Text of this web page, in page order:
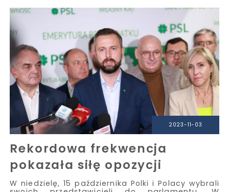
2023-11-03
Rekordowa frekwencja
pokazała siłę opozycji
W niedzielę, 15 października Polki i Polacy wybrali